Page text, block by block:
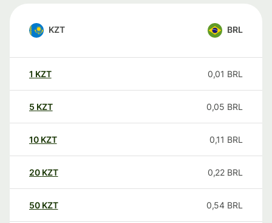
KZT BRL
1 KZT 0,01 BRL
5 KZT 0,05 BRL
10 KZT 0,11 BRL
20 KZT 0,22 BRL
50 KZT 0,54 BRL